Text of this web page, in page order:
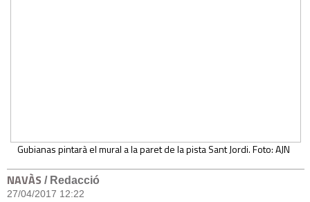
Gubianas pintarà el mural a la paret de la pista Sant Jordi. Foto: AJN
NAVÀS / Redacció
27/04/2017 12:22